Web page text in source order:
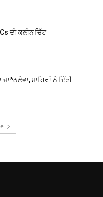
ਦੀ ਕਲੀਨ ਚਿੱਟ
ਮਾਹਿਰਾਂ ਨੇ ਦਿੱਤੀ